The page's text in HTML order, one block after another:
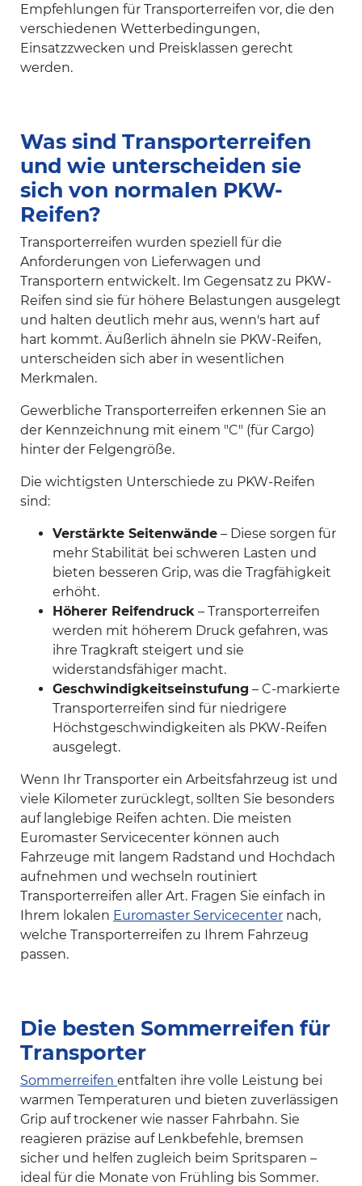
Empfehlungen für Transporterreifen vor, die den
verschiedenen Wetterbedingungen,
Einsatzzwecken und Preisklassen gerecht
werden.
Was sind Transporterreifen
und wie unterscheiden sie
sich von normalen PKW-
Reifen?
Transporterreifen wurden speziell für die
Anforderungen von Lieferwagen und
Transportern entwickelt. Im Gegensatz zu PKW-
Reifen sind sie für höhere Belastungen ausgelegt
und halten deutlich mehr aus, wenn's hart auf
hart kommt. Äußerlich ähneln sie PKW-Reifen,
unterscheiden sich aber in wesentlichen
Merkmalen.
Gewerbliche Transporterreifen erkennen Sie an
der Kennzeichnung mit einem "C" (für Cargo)
hinter der Felgengröße.
Die wichtigsten Unterschiede zu PKW-Reifen
sind:
Verstärkte Seitenwände – Diese sorgen für
mehr Stabilität bei schweren Lasten und
bieten besseren Grip, was die Tragfähigkeit
erhöht.
Höherer Reifendruck – Transporterreifen
werden mit höherem Druck gefahren, was
ihre Tragkraft steigert und sie
widerstandsfähiger macht.
Geschwindigkeitseinstufung – C-markierte
Transporterreifen sind für niedrigere
Höchstgeschwindigkeiten als PKW-Reifen
ausgelegt.
Wenn Ihr Transporter ein Arbeitsfahrzeug ist und
viele Kilometer zurücklegt, sollten Sie besonders
auf langlebige Reifen achten. Die meisten
Euromaster Servicecenter können auch
Fahrzeuge mit langem Radstand und Hochdach
aufnehmen und wechseln routiniert
Transporterreifen aller Art. Fragen Sie einfach in
Ihrem lokalen Euromaster Servicecenter nach,
welche Transporterreifen zu Ihrem Fahrzeug
passen.
Die besten Sommerreifen für
Transporter
Sommerreifen entfalten ihre volle Leistung bei
warmen Temperaturen und bieten zuverlässigen
Grip auf trockener wie nasser Fahrbahn. Sie
reagieren präzise auf Lenkbefehle, bremsen
sicher und helfen zugleich beim Spritsparen –
ideal für die Monate von Frühling bis Sommer.